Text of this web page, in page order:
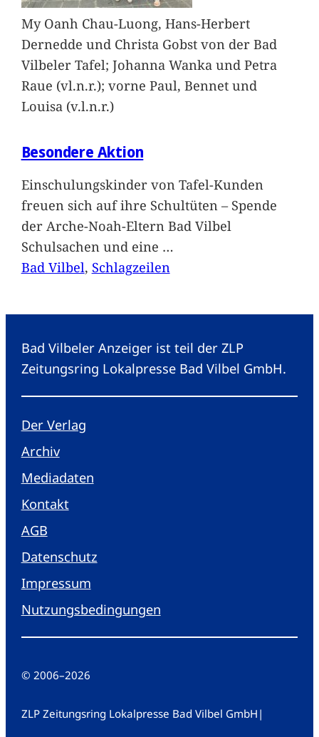
My Oanh Chau-Luong, Hans-Herbert
Dernedde und Christa Gobst von der Bad
Vilbeler Tafel; Johanna Wanka und Petra
Raue (vl.n.r.); vorne Paul, Bennet und
Louisa (v.l.n.r.)
Besondere Aktion
Einschulungskinder von Tafel-Kunden
freuen sich auf ihre Schultüten – Spende
der Arche-Noah-Eltern Bad Vilbel
Schulsachen und eine …
Bad Vilbel, Schlagzeilen
Bad Vilbeler Anzeiger ist teil der ZLP
Zeitungsring Lokalpresse Bad Vilbel GmbH.
Der Verlag
Archiv
Mediadaten
Kontakt
AGB
Datenschutz
Impressum
Nutzungsbedingungen
© 2006–2026
ZLP Zeitungsring Lokalpresse Bad Vilbel GmbH |